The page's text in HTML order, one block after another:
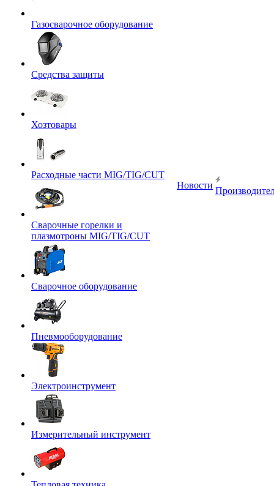
Газосварочное оборудование
Средства защиты
Хозтовары
Расходные части MIG/TIG/CUT
Сварочные горелки и
плазмотроны MIG/TIG/CUT
Сварочное оборудование
Пневмооборудование
Электроинструмент
Измерительный инструмент
Новости